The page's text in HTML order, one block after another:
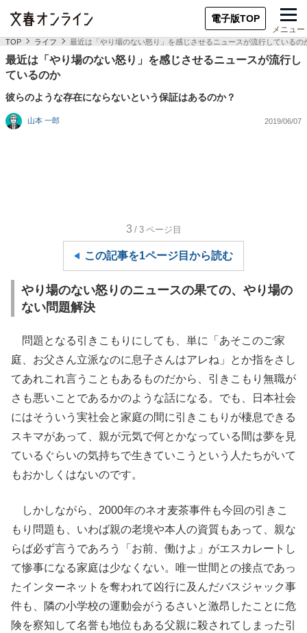
電子版TOP
メニュー
TOP ライフ 最近は「やり場のない怒り」を感じさせるニュースが流行しているの
最近は「やり場のない怒り」を感じさせるニュースが流行し
ているのか
彼らのような存在にならないという保証はあるのか？
山本 一郎 2019/06/07
3 /3 ページ目
この記事を1ページ目から読む
やり場のない怒りのニュースの果ての、やり場の
ない問題解決
問題となる引きこもりにしても、単に「あそこのご家
庭、お父さん立派なのに息子さんはアレね」とか指をさし
てあれこれ言うこともあるものだから、引きこもり無職が
さも悪いことであるかのような話になる。でも、日本社会
にはそういう実社会と家庭の間に引きこもりが棲息できる
スキマがあって、親が元気で何とかなっている間は夢を見
ているぐらいの気持ちで生きていこうという人たちがいて
もおかしくはないのです。
しかしながら、2000年のネオ麦茶事件も今回の引きこ
もり問題も、いわば親の老境や本人の資質もあって、親な
らば必ず言うであろう「お前、働けよ」がエスカレートし
て惨事になる家庭は少なくない。唯一世間との接点であっ
たインターネットを奪われて凶行に及んだバスジャック事
件も、隣の小学校の運動会がうるさいと激昂したことに危
険を察知して名誉も地位もある父親に殺されてしまった引